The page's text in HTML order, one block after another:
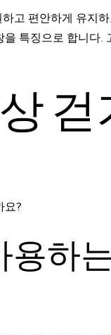
고 편안하게 유지
특징으로 합니다.
요?
용하